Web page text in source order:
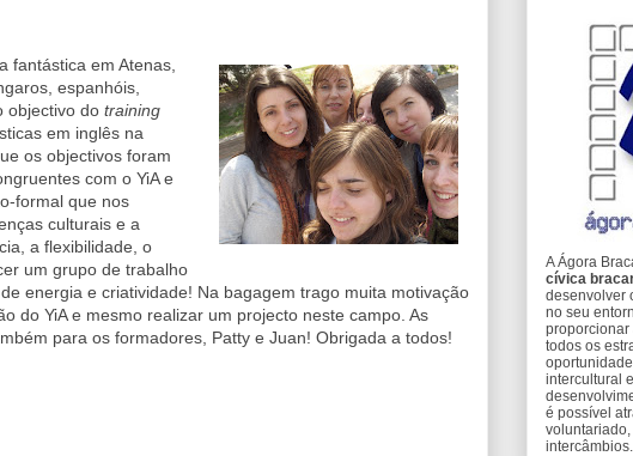
fantástica em Atenas,
espanhóis,
objectivo do training
em inglês na
os objectivos foram
com o YiA e
formal que nos
culturais e a
a flexibilidade, o
um grupo de trabalho
energia e criatividade! Na bagagem trago muita motivação
do YiA e mesmo realizar um projecto neste campo. As
para os formadores, Patty e Juan! Obrigada a todos!
A Ágora
cívica
desenvolver
no seu
proporcionar
todos os
intercultural
é possível
intercâmbios.